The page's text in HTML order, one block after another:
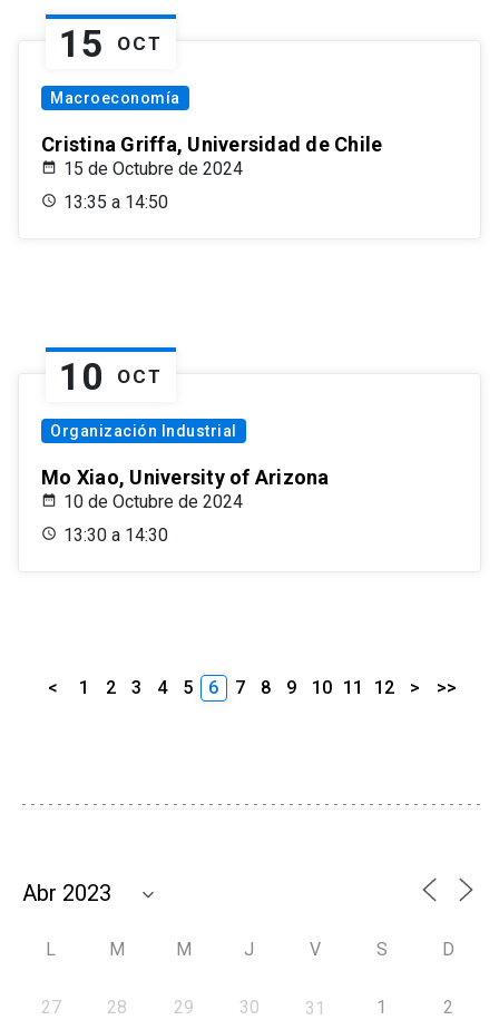
15 OCT
Macroeconomía
Cristina Griffa, Universidad de Chile
15 de Octubre de 2024
13:35 a 14:50
10 OCT
Organización Industrial
Mo Xiao, University of Arizona
10 de Octubre de 2024
13:30 a 14:30
< 1 2 3 4 5 6 7 8 9 10 11 12 > >>
L M M J V S D
27 28 29 30 31 1 2